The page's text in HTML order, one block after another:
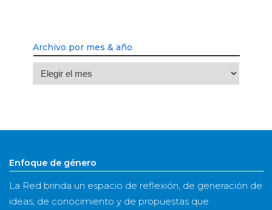
Archivo por mes & año
Archivo
por
año
Enfoque de género
La Red brinda un espacio de reflexión, de generación de
ideas, de conocimiento y de propuestas que